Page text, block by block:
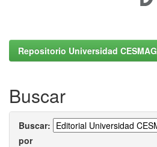
Repositorio Universidad CESMAG
Buscar
Buscar:
por